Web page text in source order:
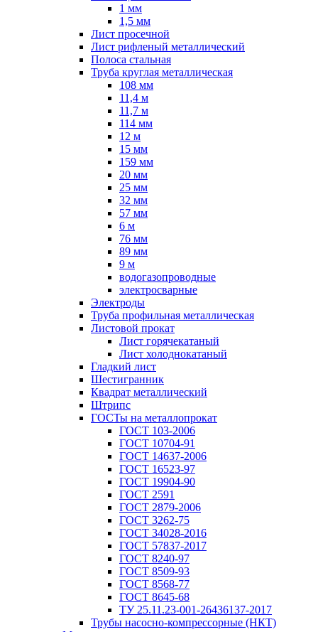
1 мм
1,5 мм
Лист просечной
Лист рифленый металлический
Полоса стальная
Труба круглая металлическая
108 мм
11,4 м
11,7 м
114 мм
12 м
15 мм
159 мм
20 мм
25 мм
32 мм
57 мм
6 м
76 мм
89 мм
9 м
водогазопроводные
электросварные
Электроды
Труба профильная металлическая
Листовой прокат
Лист горячекатаный
Лист холоднокатаный
Гладкий лист
Шестигранник
Квадрат металлический
Штрипс
ГОСТы на металлопрокат
ГОСТ 103-2006
ГОСТ 10704-91
ГОСТ 14637-2006
ГОСТ 16523-97
ГОСТ 19904-90
ГОСТ 2591
ГОСТ 2879-2006
ГОСТ 3262-75
ГОСТ 34028-2016
ГОСТ 57837-2017
ГОСТ 8240-97
ГОСТ 8509-93
ГОСТ 8568-77
ГОСТ 8645-68
ТУ 25.11.23-001-26436137-2017
Трубы насосно-компрессорные (НКТ)